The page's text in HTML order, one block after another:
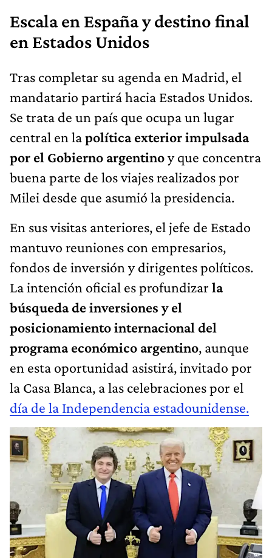
Escala en España y destino final
en Estados Unidos
Tras completar su agenda en Madrid, el
mandatario partirá hacia Estados Unidos.
Se trata de un país que ocupa un lugar
central en lapolítica exterior impulsada
por el Gobierno argentinoy que concentra
buena parte de los viajes realizados por
Milei desde que asumió la presidencia.
En sus visitas anteriores, el jefe de Estado
mantuvo reuniones con empresarios,
fondos de inversión y dirigentes políticos.
La intención oficial es profundizar la
búsqueda de inversiones y el
posicionamiento internacional del
programa económico argentino, aunque
en esta oportunidad asistirá, invitado por
la Casa Blanca, a las celebraciones por el
día de la Independencia estadounidense.